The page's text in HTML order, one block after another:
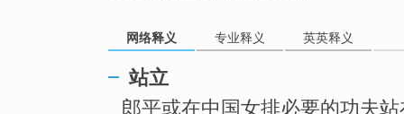
网络释义 专业释义 英英释义
站立
郎平或在中国女排必要的功夫